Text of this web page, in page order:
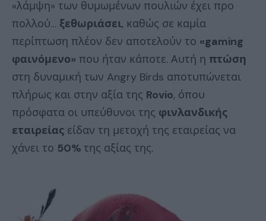
«λάμψη» των θυμωμένων πουλιών έχει προ
πολλού… ξεθωριάσει, καθώς σε καμία
περίπτωση πλέον δεν αποτελούν το «gaming
φαινόμενο» που ήταν κάποτε. Αυτή η πτώση
στη δυναμική των Angry Birds αποτυπώνεται
πλήρως και στην αξία της Rovio, όπου
πρόσφατα οι υπεύθυνοι της φινλανδικής
εταιρείας είδαν τη μετοχή της εταιρείας να
χάνει το 50% της αξίας της.